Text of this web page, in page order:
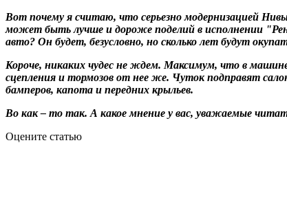
Вот почему я считаю, что серьезно модернизацией
может быть лучше и дороже поделий в исполнении
авто? Он будет, безусловно, но сколько лет будут
Короче, никаких чудес не ждем. Максимум, что в
сцепления и тормозов от нее же. Чуток подправят
бамперов, капота и передних крыльев.
Во как – то так. А какое мнение у вас, уважаемые
Оцените статью